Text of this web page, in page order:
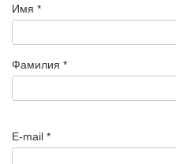
Имя *
Фамилия *
E-mail *